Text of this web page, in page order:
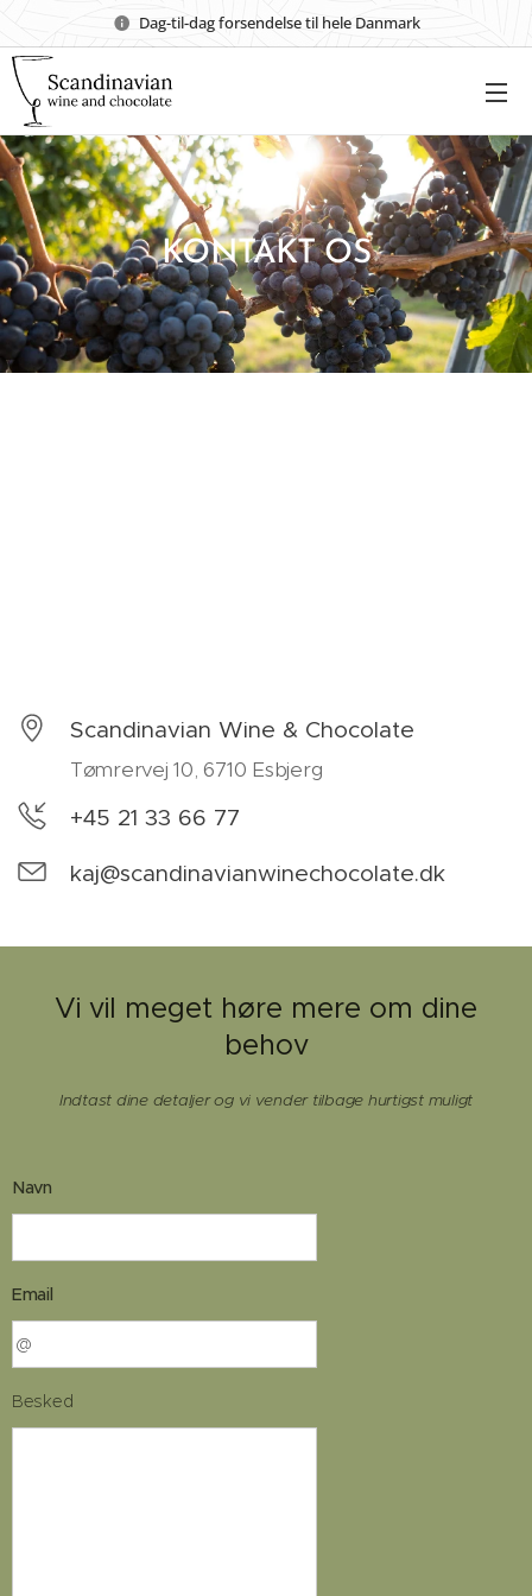
Dag-til-dag forsendelse til hele Danmark
KONTAKT OS
Scandinavian Wine & Chocolate
Tømrervej 10, 6710 Esbjerg
+45 21 33 66 77
kaj@scandinavianwinechocolate.dk
Vi vil meget høre mere om dine
behov
Indtast dine detaljer og vi vender tilbage hurtigst muligt
Navn
Email
Besked